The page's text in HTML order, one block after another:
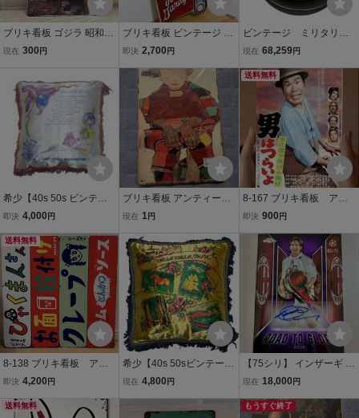
ブリキ看板 ゴジラ 昭和レ
トロ アメリカン雑貨 イン
現在 300 円
ブリキ看板 ビンテージ ST
AYS IN THE GARAGE ア
掛け プレート 壁飾り 雑貨
大きい インテリア
即決 2,700 円
ビンテージ ミリタリ
ー 40s WW2 SETH T
計 インテリア アンテ
ィーク 雑貨 250623
現在 68,259円
希少【40s 50s ビンテー
ジ サテン スーベニア クッ
ストック アンティーク雑
貨 アメリカ USA】インテ
リア ジャケット
即決 4,000 円
ブリキ看板 アンティーク
調 ウォールデコ レトロ ア
加工 メタルサインプレー
ト 騎士
現在 1円
送料無料
8-167 ブリキ看板 アメ
リカン雑貨 インテリ
即決 900 円
送料無料
8-138 ブリキ看板 アメ
リカン雑貨 インテリ
い
即決 4,200 円
希少【40s 50sビンテージ
サテン スーベニア クッシ
現在 4,800 円
【75シリ】 インザーギ 2
025-26 Topps Chrome U
oad to Glory Filippo Inzag
現在 18,000 円
送料無料 もうすぐ終了